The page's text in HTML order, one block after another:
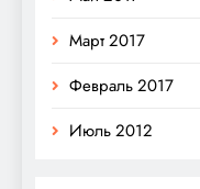
Март 2017
Февраль 2017
Июль 2012